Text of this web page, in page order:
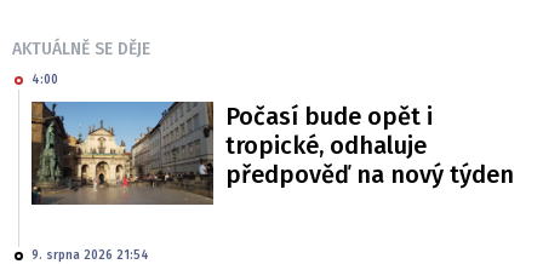
AKTUÁLNĚ SE DĚJE
4:00
Počasí bude opět i
tropické, odhaluje
předpověď na nový týden
9. srpna 2026 21:54